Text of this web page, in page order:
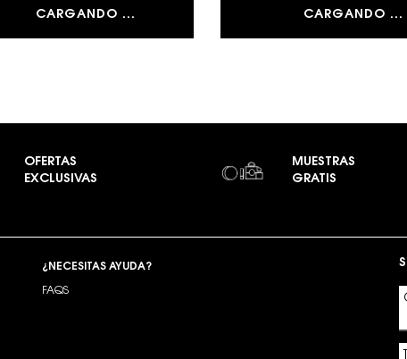
CARGANDO ... CARGANDO ...
OFERTAS
EXCLUSIVAS
MUESTRAS
GRATIS
¿NECESITAS AYUDA?
FAQS